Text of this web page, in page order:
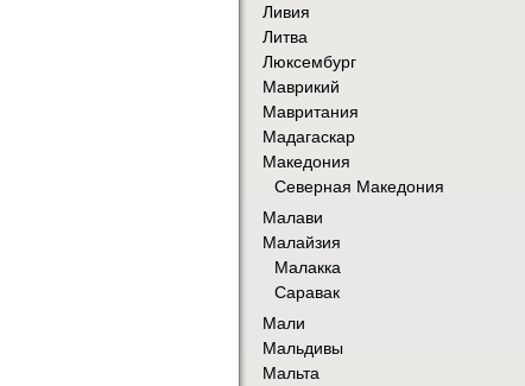
Ливия
Литва
Люксембург
Маврикий
Мавритания
Мадагаскар
Македония
Северная Македония
Малави
Малайзия
Малакка
Саравак
Мали
Мальдивы
Мальта